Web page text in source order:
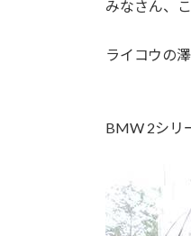
みなさん、
ライコウの
BMW 2シリ